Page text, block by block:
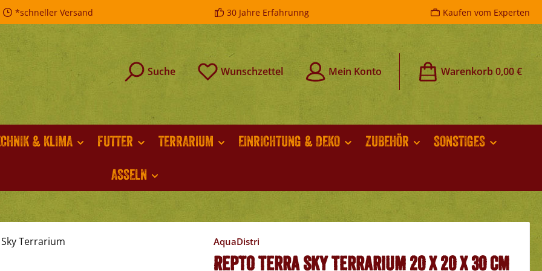
*schneller Versand 30 Jahre Erfahrunng Kaufen vom Experten
Suche Wunschzettel Mein Konto Warenkorb0,00 €
& KLIMA FUTTER TERRARIUM EINRICHTUNG & DEKO ZUBEHÖR
SONSTIGES
ASSELN
AquaDistri
Repto Terra Sky Terrarium 20 x 20 x 30 cm